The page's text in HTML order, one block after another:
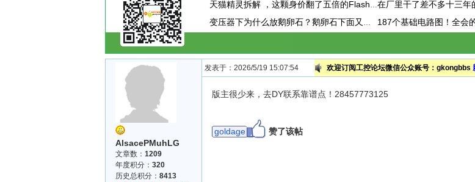
天猫精灵拆解 ，这颗身价翻了五倍的Flash存储芯片，让我赚到了！
变压器下为什么放鹅卵石？鹅卵石下面又是啥？为什么要有水？
AlsacePMuhLG
文章数： 1209
年度积分： 320
历史总积分： 8413
发表于：2026/5/19 15:07:54 欢迎订阅工控论坛微信公众账号：gkongbbs
版主很少来，去DY联系靠谱点！28457773125
goldage 赞了该帖